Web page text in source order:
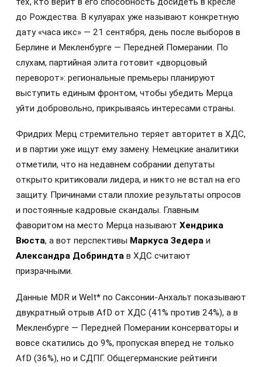
до Рождества. В кулуарах уже называют конкретную
дату «часа икс» — 21 сентября, день после выборов в
Берлине и Мекленбурге — Передней Померании. По
слухам, партийная элита готовит «дворцовый
переворот»: региональные премьеры планируют
выступить единым фронтом, чтобы убедить Мерца
уйти добровольно, прикрываясь интересами страны.
Фридрих Мерц стремительно теряет авторитет в ХДС,
и в партии уже ищут ему замену. Немецкие аналитики
отметили, что на недавнем собрании депутаты
открыто критиковали лидера, и никто не встал на его
защиту. Причинами стали плохие результаты опросов
и постоянные кадровые скандалы. Главным
фаворитом на место Мерца называют Хендрика
Вюста, а вот перспективы Маркуса Зедера и
Александра Добриндта в ХДС считают
призрачными.
Данные MDR и Welt* по Саксонии-Анхальт показывают
двукратный отрыв AfD от ХДС (41% против 24%), а в
Мекленбурге — Передней Померании консерваторы и
вовсе скатились до 9%, пропуская вперед не только
AfD (36%), но и СДПГ. Общегерманские рейтинги